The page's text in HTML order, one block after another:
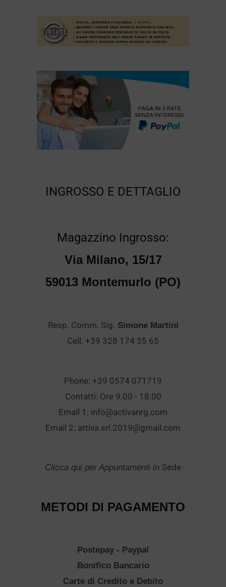
INGROSSO E DETTAGLIO
Magazzino Ingrosso:
Via Milano, 15/17
59013 Montemurlo (PO)
Resp. Comm. Sig. Simone Martini
Cell. +39 328 174 35 65
Phone: +39 0574 071719
Contatti: Ore 9.00 - 18.00
Email 1: info@activanrg.com
Email 2: attiva.srl.2019@gmail.com
Clicca qui per Appuntamenti in Sede
METODI DI PAGAMENTO
Postepay - Paypal
Bonifico Bancario
Carte di Credito e Debito